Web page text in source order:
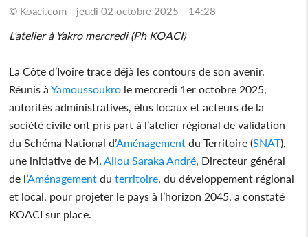
© Koaci.com - jeudi 02 octobre 2025 - 14:28
L’atelier à Yakro mercredi (Ph KOACI)
La Côte d’Ivoire trace déjà les contours de son avenir.
Réunis àYamoussoukro le mercredi 1er octobre 2025,
autorités administratives, élus locaux et acteurs de la
société civile ont pris part à l’atelier régional de validation
du Schéma National d’Aménagement du Territoire (SNAT),
une initiative de M.Allou Saraka André, Directeur général
de l’Aménagement duterritoire, du développement régional
et local, pour projeter le pays à l’horizon 2045, a constaté
KOACI sur place.